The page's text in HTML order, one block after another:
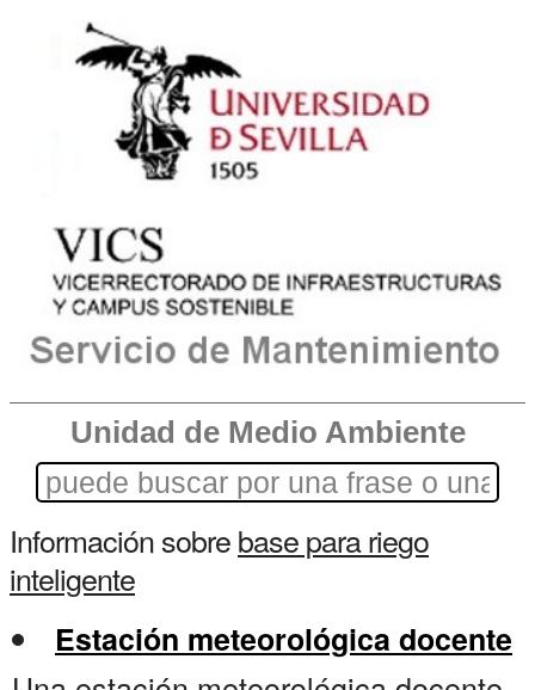
Unidad de Medio Ambiente
Información sobrebase para riego
inteligente
Estación meteorológica docente